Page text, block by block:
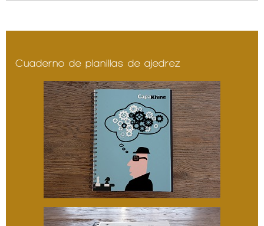
Cuaderno de planillas de ajedrez